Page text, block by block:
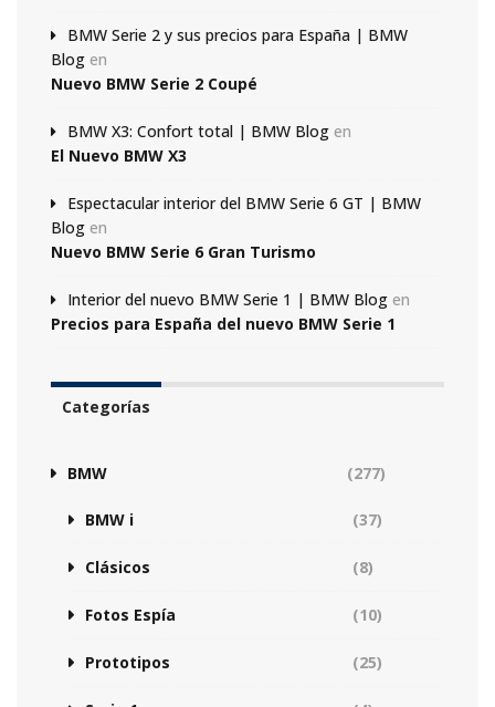
BMW Serie 2 y sus precios para España | BMW
Blog en
Nuevo BMW Serie 2 Coupé
BMW X3: Confort total | BMW Blog en
El Nuevo BMW X3
Espectacular interior del BMW Serie 6 GT | BMW
Blog en
Nuevo BMW Serie 6 Gran Turismo
Interior del nuevo BMW Serie 1 | BMW Blog en
Precios para España del nuevo BMW Serie 1
Categorías
BMW (277)
BMW i (37)
Clásicos (8)
Fotos Espía (10)
Prototipos (25)